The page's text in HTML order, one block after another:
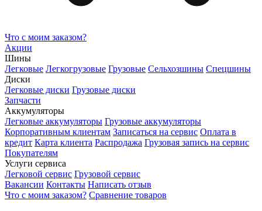
Что с моим заказом?
Акции
Шины
Легковые Легкогрузовые Грузовые Сельхозшины Спецшины
Диски
Легковые диски Грузовые диски
Запчасти
Аккумуляторы
Легковые аккумуляторы Грузовые аккумуляторы
Корпоративным клиентам Записаться на сервис Оплата в
кредит Карта клиента Распродажа Грузовая запись на сервис
Покупателям
Услуги сервиса
Легковой сервис Грузовой сервис
Вакансии Контакты Написать отзыв
Что с моим заказом? Сравнение товаров